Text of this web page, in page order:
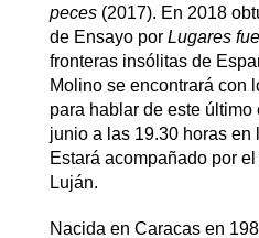
peces(2017). En 2018
de Ensayo por Lugares
fronteras insólitas de
Molino se encontrará con
para hablar de este
junio a las 19.30 horas en
Estará acompañado por
Luján.
Nacida en Caracas en